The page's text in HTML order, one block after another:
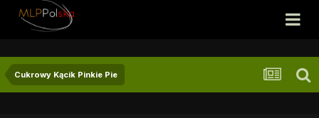
Cukrowy Kącik Pinkie Pie